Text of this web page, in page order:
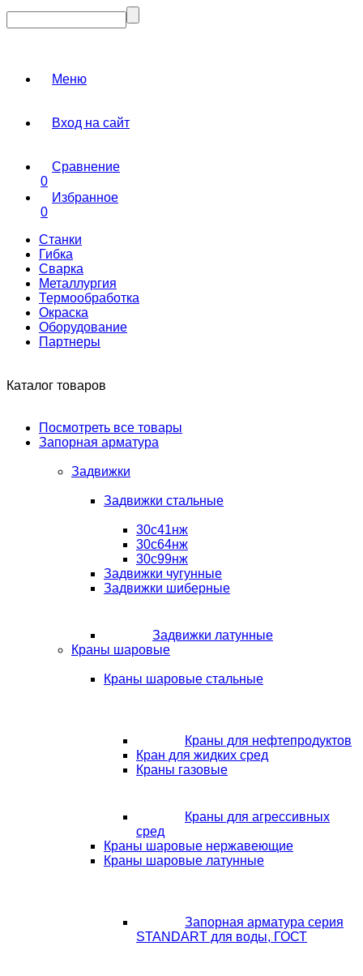
Меню
Вход на сайт
Сравнение
0
Избранное
0
Станки
Гибка
Сварка
Металлургия
Термообработка
Окраска
Оборудование
Партнеры
Каталог товаров
Посмотреть все товары
Запорная арматура
Задвижки
Задвижки стальные
30с41нж
30с64нж
30с99нж
Задвижки чугунные
Задвижки шиберные
Задвижки латунные
Краны шаровые
Краны шаровые стальные
Краны для нефтепродуктов
Кран для жидких сред
Краны газовые
Краны для агрессивных
сред
Краны шаровые нержавеющие
Краны шаровые латунные
Запорная арматура серия
STANDART для воды, ГОСТ